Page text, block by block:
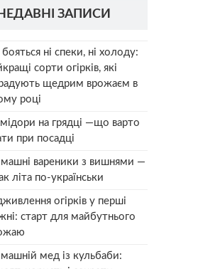
НЕДАВНІ ЗАПИСИ
ні спеки, ні холоду:
сорти огірків, які
щедрим врожаєм в
році
на грядці —що варто
при посадці
вареники з вишнями —
літа по-українськи
огірків у перші
старт для майбутнього
мед із кульбаби: